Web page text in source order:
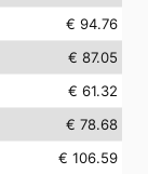
€ 94.76
€ 87.05
€ 61.32
€ 78.68
€ 106.59